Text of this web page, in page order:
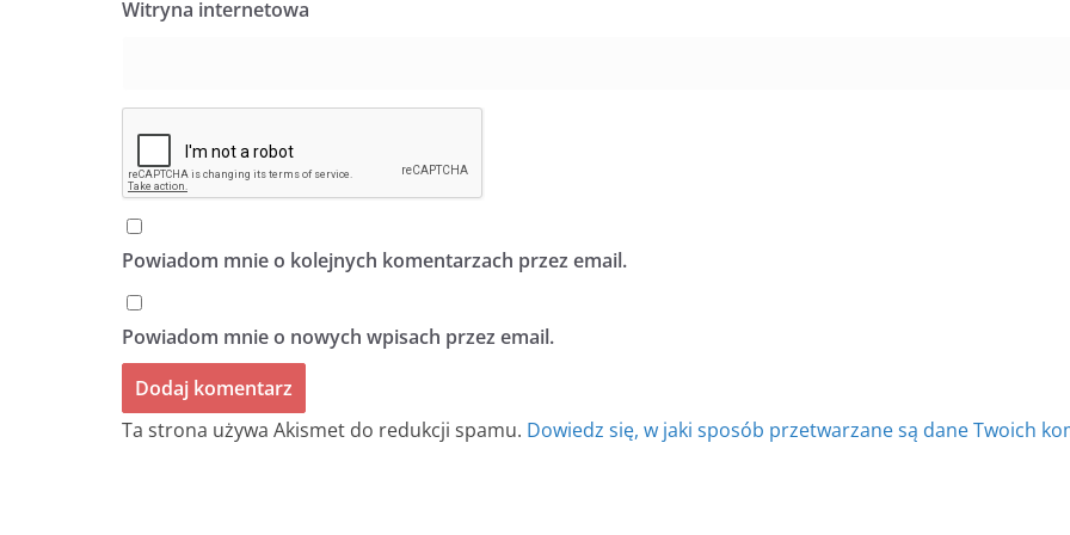
Witryna internetowa
Powiadom mnie o kolejnych komentarzach przez email.
Powiadom mnie o nowych wpisach przez email.
Ta strona używa Akismet do redukcji spamu. Dowiedz się, w jaki sposób przetwarzane są dane Twoich